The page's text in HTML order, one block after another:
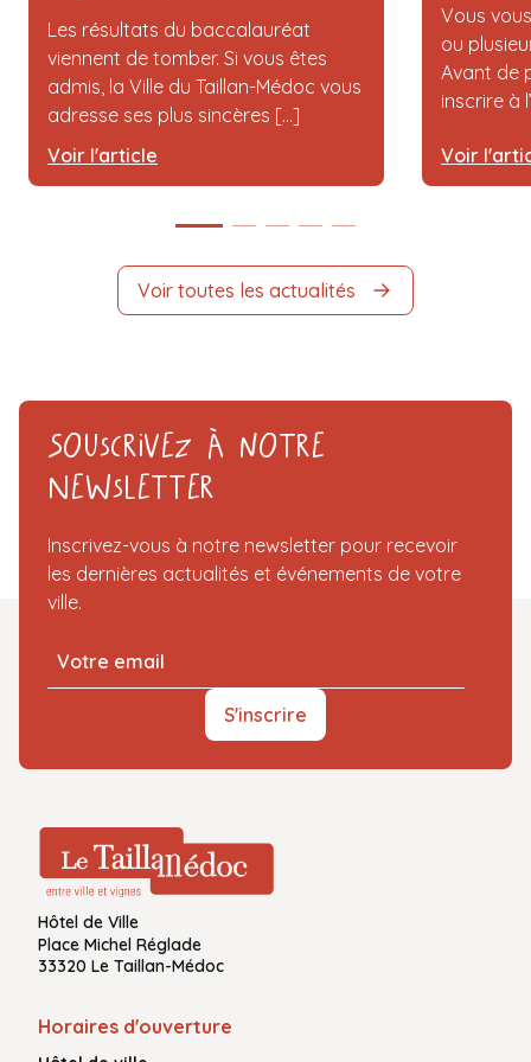
Les résultats du baccalauréat
viennent de tomber. Si vous êtes
admis, la Ville du Taillan-Médoc vous
adresse ses plus sincères [...]
Voir l'article
Vous
ou
Avant de
inscrire à
Voir
Voir toutes les actualités
Souscrivez à notre
Newsletter
Inscrivez-vous à notre newsletter pour recevoir
les dernières actualités et événements de votre
ville.
S'inscrire
Hôtel de Ville
Place Michel Réglade
33320 Le Taillan-Médoc
Horaires d'ouverture